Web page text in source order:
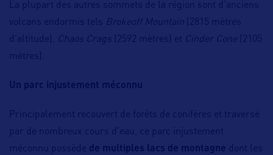
La plupart des autres sommets de la région sont d’anciens
volcans endormis tels Brokeoff Mountain (2815 mètres
d’altitude),
Chaos Crags (2592 mètres) et Cinder Cone
(2105
mètres).
Un parc injustement méconnu
Principalement recouvert de forêts de conifères et traversé
par de nombreux cours d’eau, ce parc injustement
méconnu possède de multiples lacs de montagne dont les